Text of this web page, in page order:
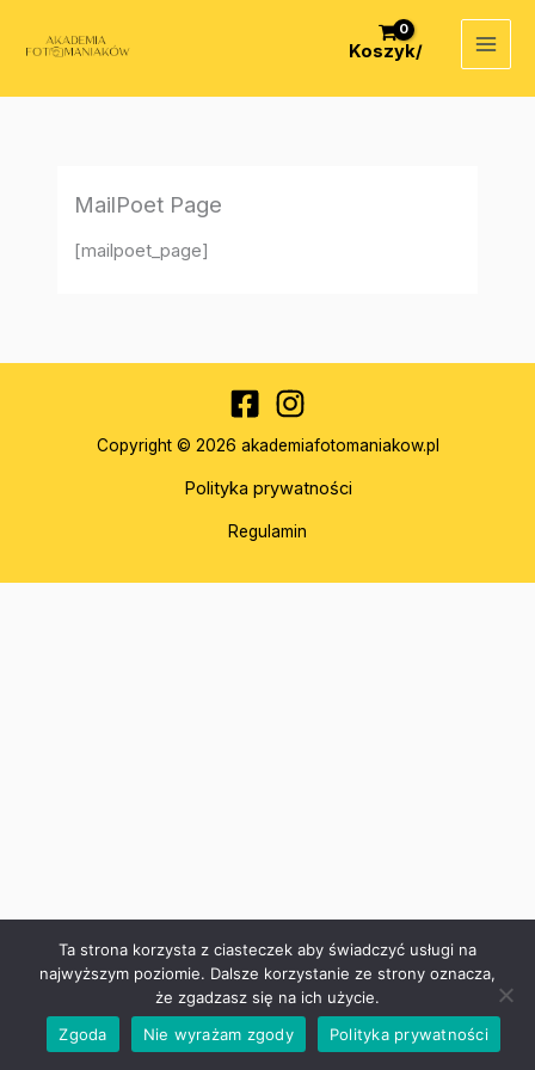
Koszyk/
MailPoet Page
[mailpoet_page]
Copyright © 2026 akademiafotomaniakow.pl
Polityka prywatności
Regulamin
Ta strona korzysta z ciasteczek aby świadczyć usługi na
najwyższym poziomie. Dalsze korzystanie ze strony oznacza,
że zgadzasz się na ich użycie.
Zgoda
Nie wyrażam zgody Polityka prywatności